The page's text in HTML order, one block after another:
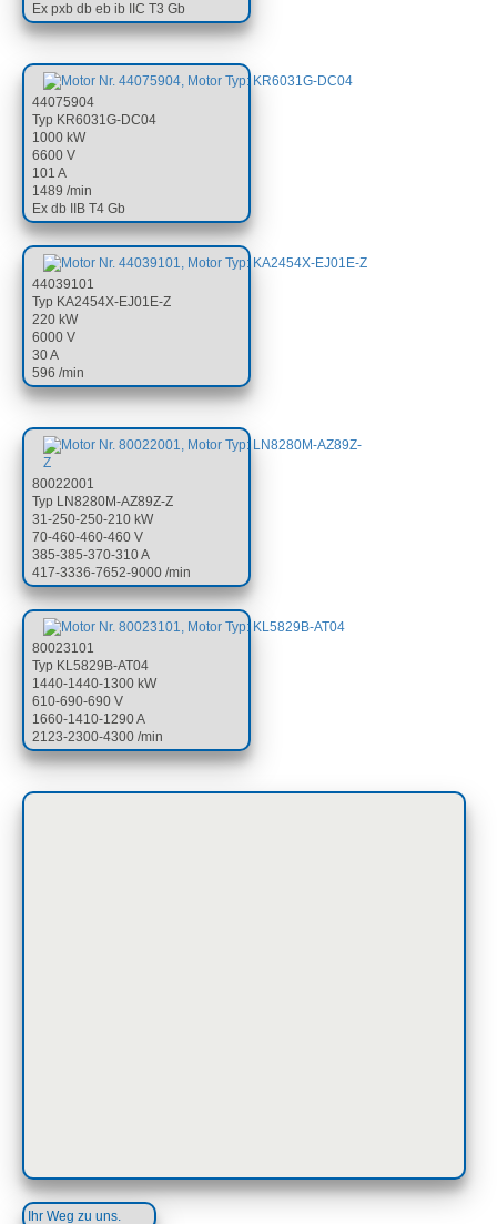
Ex pxb db eb ib IIC T3 Gb
44075904
Typ KR6031G-DC04
1000 kW
6600 V
101 A
1489 /min
Ex db IIB T4 Gb
44039101
Typ KA2454X-EJ01E-Z
220 kW
6000 V
30 A
596 /min
80022001
Typ LN8280M-AZ89Z-Z
31-250-250-210 kW
70-460-460-460 V
385-385-370-310 A
417-3336-7652-9000 /min
80023101
Typ KL5829B-AT04
1440-1440-1300 kW
610-690-690 V
1660-1410-1290 A
2123-2300-4300 /min
Ihr Weg zu uns.